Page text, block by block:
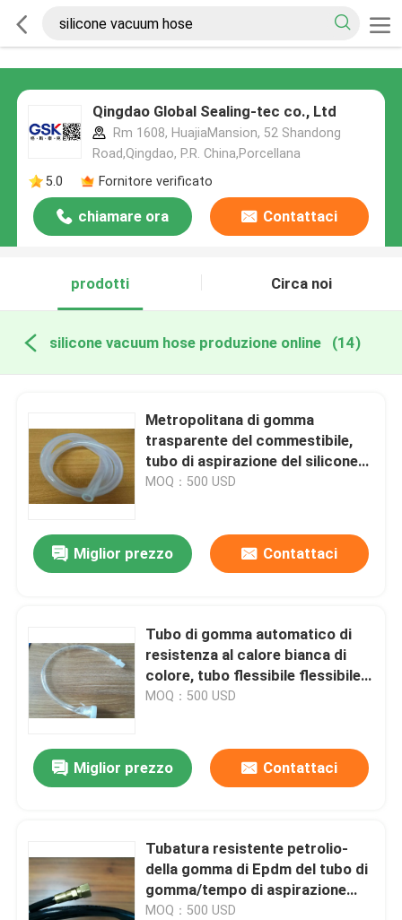
Qingdao Global Sealing-tec co., Ltd
Rm 1608, HuajiaMansion, 52 Shandong
Road,Qingdao, P.R. China,Porcellana
5.0
Fornitore verificato
chiamare ora Contattaci
prodotti Circa noi
silicone vacuum hose produzione online (14)
Metropolitana di gomma
trasparente del commestibile,
tubo di aspirazione del silicone
termoresistente
MOQ：500 USD
Miglior prezzo Contattaci
Tubo di gomma automatico di
resistenza al calore bianca di
colore, tubo flessibile flessibile
industriale del silicone
MOQ：500 USD
Miglior prezzo Contattaci
Tubatura resistente petrolio-
della gomma di Epdm del tubo di
gomma/tempo di aspirazione
dell'olio di resistenza
MOQ：500 USD